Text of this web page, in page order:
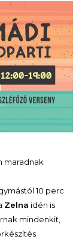
maradnak
10 perc
Zelna idén is
mindenkit,